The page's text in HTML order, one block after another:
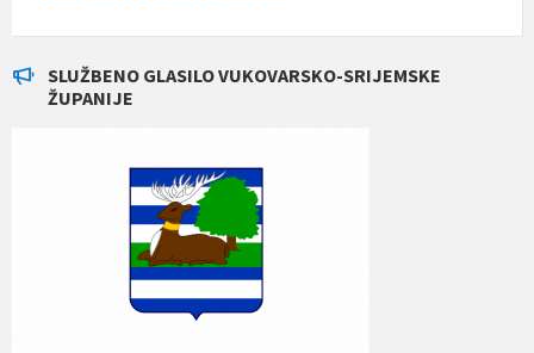
SLUŽBENO GLASILO VUKOVARSKO-SRIJEMSKE
ŽUPANIJE